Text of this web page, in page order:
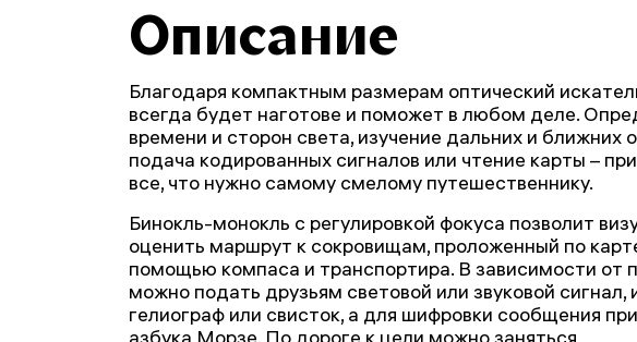
Описание
Благодаря компактным размерам оптический
всегда будет наготове и поможет в любом деле.
времени и сторон света, изучение дальних и ближних
подача кодированных сигналов или чтение карты –
все, что нужно самому смелому путешественнику.
Бинокль-монокль с регулировкой фокуса позволит
оценить маршрут к сокровищам, проложенный по
помощью компаса и транспортира. В зависимости от
можно подать друзьям световой или звуковой сигнал,
гелиограф или свисток, а для шифровки сообщения